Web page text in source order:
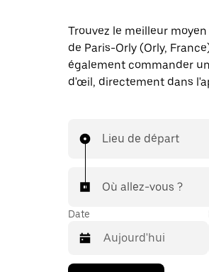
Trouvez le meilleur
de Paris-Orly (Orly,
également commander
d'œil, directement dans
Lieu de départ
Où allez-vous ?
Date